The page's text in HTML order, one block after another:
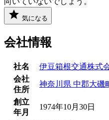
気になる
会社情報
社名
伊豆箱根交通株式
会社
住所
神奈川県 中郡大磯
創立
年月
1974年10月30日